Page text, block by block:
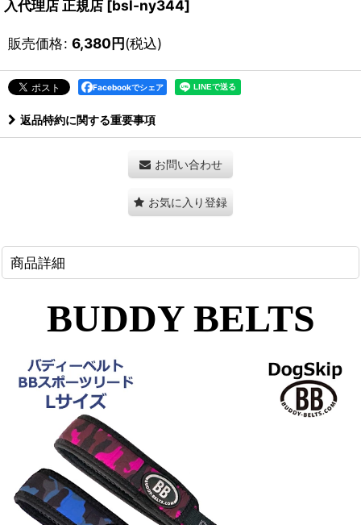
入代理店 正規店 [bsl-ny344]
販売価格: 6,380円(税込)
Facebookでシェア
返品特約に関する重要事項
お問い合わせ
お気に入り登録
商品詳細
BUDDY BELTS